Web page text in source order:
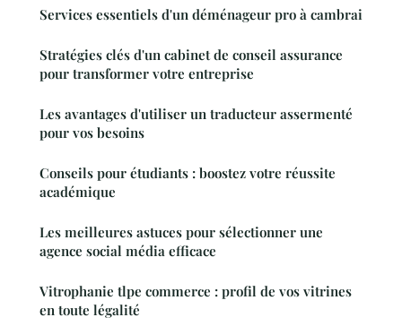
Services essentiels d'un déménageur pro à cambrai
Stratégies clés d'un cabinet de conseil assurance
pour transformer votre entreprise
Les avantages d'utiliser un traducteur assermenté
pour vos besoins
Conseils pour étudiants : boostez votre réussite
académique
Les meilleures astuces pour sélectionner une
agence social média efficace
Vitrophanie tlpe commerce : profil de vos vitrines
en toute légalité